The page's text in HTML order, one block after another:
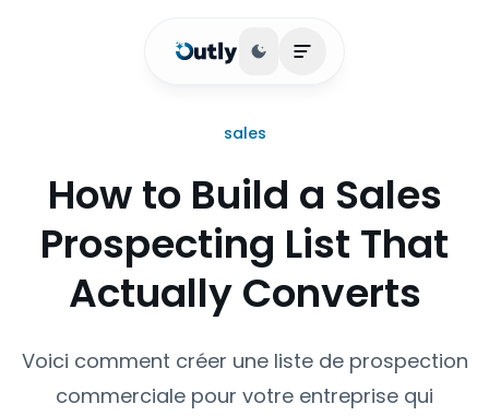
Basculer le thème
Ouvrir le menu
sales
How to Build a Sales
Prospecting List That
Actually Converts
Voici comment créer une liste de prospection
commerciale pour votre entreprise qui